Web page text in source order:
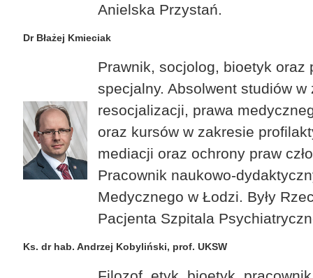
Anielska Przystań.
Dr Błażej Kmieciak
Prawnik, socjolog, bioetyk oraz
specjalny. Absolwent studiów w
resocjalizacji, prawa
oraz kursów w zakresie
mediacji oraz ochrony praw
Pracownik naukowo-
Medycznego w Łodzi. Były
Pacjenta Szpitala
Ks. dr hab. Andrzej Kobyliński, prof. UKSW